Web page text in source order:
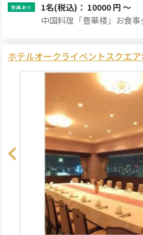
1名(税込)： 10000 円 ～
中国料理「豊華楼」お食
ホテルオークライベントスクエ